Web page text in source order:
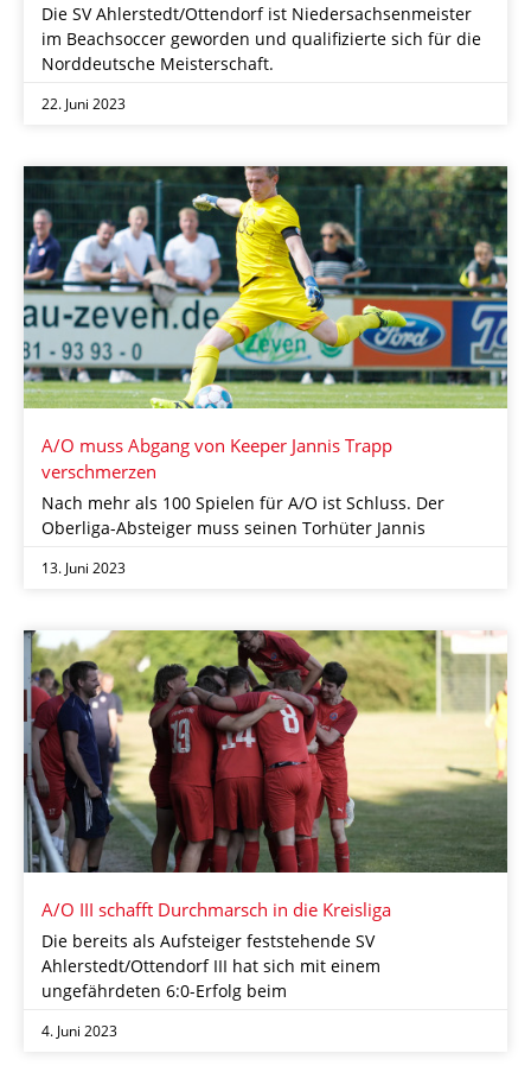
Die SV Ahlerstedt/Ottendorf ist Niedersachsenmeister
im Beachsoccer geworden und qualifizierte sich für die
Norddeutsche Meisterschaft.
22. Juni 2023
A/O muss Abgang von Keeper Jannis Trapp
verschmerzen
Nach mehr als 100 Spielen für A/O ist Schluss. Der
Oberliga-Absteiger muss seinen Torhüter Jannis
13. Juni 2023
A/O III schafft Durchmarsch in die Kreisliga
Die bereits als Aufsteiger feststehende SV
Ahlerstedt/Ottendorf III hat sich mit einem
ungefährdeten 6:0-Erfolg beim
4. Juni 2023